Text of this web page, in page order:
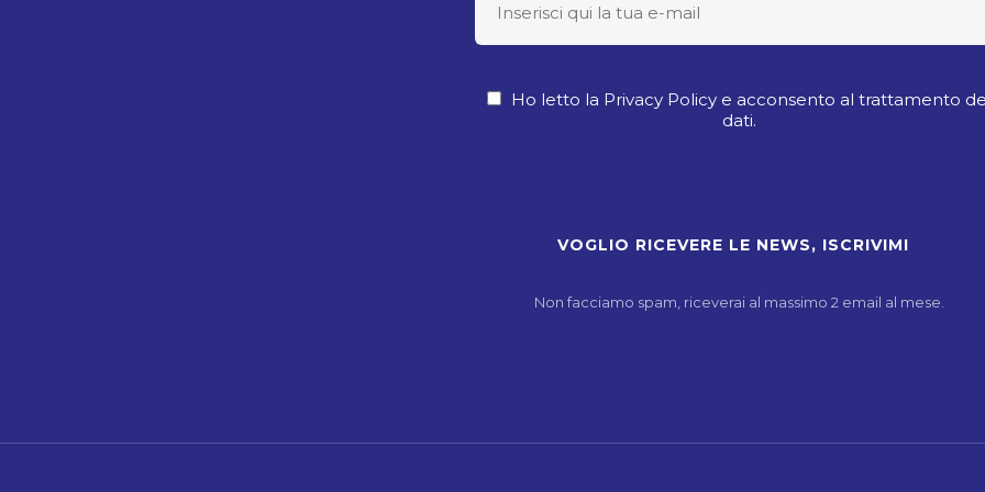
Ho letto la Privacy Policy e acconsento al trattamento
dati.
Non facciamo spam, riceverai al massimo 2 email al mese.